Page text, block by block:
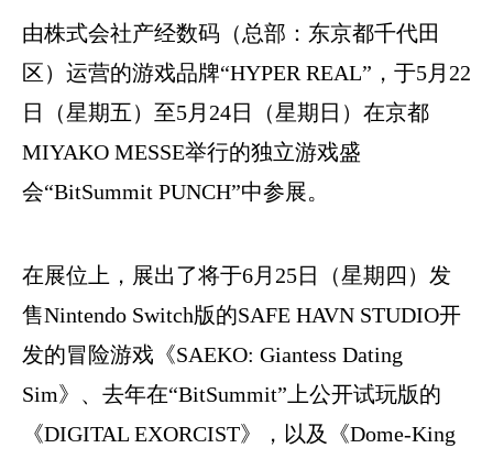
由株式会社产经数码（总部：东京都千代田
区）运营的游戏品牌“HYPER REAL”，于5月22
日（星期五）至5月24日（星期日）在京都
MIYAKO MESSE举行的独立游戏盛
会“BitSummit PUNCH”中参展。
在展位上，展出了将于6月25日（星期四）发
售Nintendo Switch版的SAFE HAVN STUDIO开
发的冒险游戏《SAEKO: Giantess Dating
Sim》、去年在“BitSummit”上公开试玩版的
《DIGITAL EXORCIST》，以及《Dome-King